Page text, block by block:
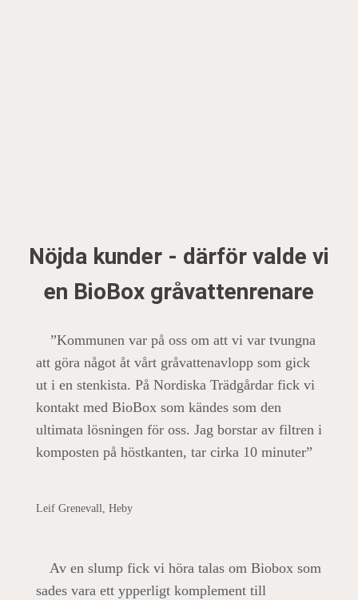
Nöjda kunder - därför valde vi
en BioBox gråvattenrenare
”Kommunen var på oss om att vi var tvungna
att göra något åt vårt gråvattenavlopp som gick
ut i en stenkista. På Nordiska Trädgårdar fick vi
kontakt med BioBox som kändes som den
ultimata lösningen för oss. Jag borstar av filtren i
komposten på höstkanten, tar cirka 10 minuter”
Leif Grenevall, Heby
Av en slump fick vi höra talas om Biobox som
sades vara ett ypperligt komplement till